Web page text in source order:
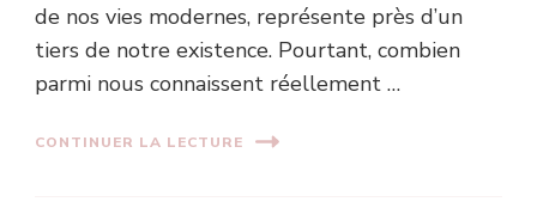
de nos vies modernes, représente près d’un
tiers de notre existence. Pourtant, combien
parmi nous connaissent réellement …
CONTINUER LA LECTURE